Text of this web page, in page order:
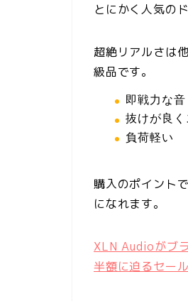
とにかく人気の
超絶リアルさは
級品です。
即戦力な音
抜けが良
負荷軽い
購入のポイント
になれます。
XLN Audioがブ
半額に迫るセー